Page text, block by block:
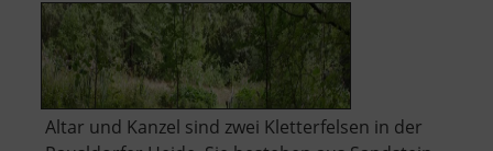
Altar und Kanzel sind zwei Kletterfelsen in der